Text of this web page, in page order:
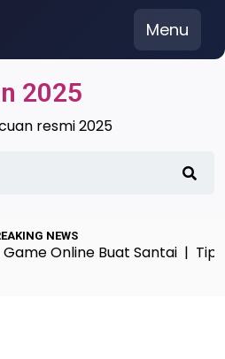
Menu
2025
resmi 2025
NEWS
Online Buat Santai |Tips